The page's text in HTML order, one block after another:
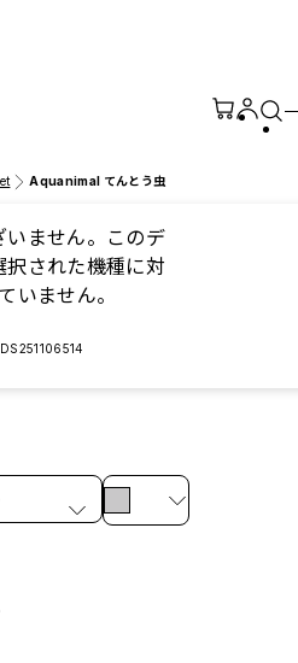
Aquanimal てんとう虫
いません。このデ
択された機種に対
いません。
DS251106514